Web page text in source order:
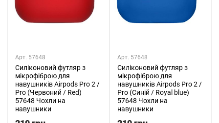
Арт. 57648
Силіконовий футляр з
мікрофіброю для
навушників Airpods Pro 2 /
Pro (Червоний / Red)
57648 Чохли на
навушники
Арт. 57648
Силіконовий футляр з
мікрофіброю для
навушників Airpods Pro 2 /
Pro (Синій / Royal blue)
57648 Чохли на
навушники